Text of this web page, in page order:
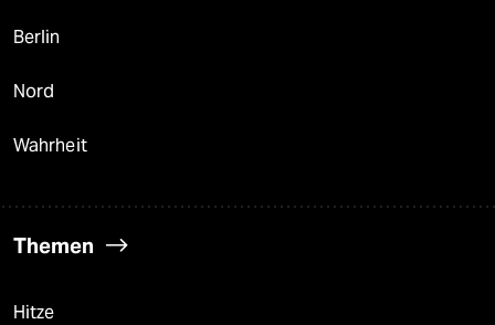
Berlin
Nord
Wahrheit
Themen
Hitze